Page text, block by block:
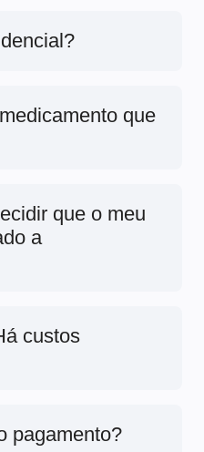
que
que o meu
a
custos
pagamento?